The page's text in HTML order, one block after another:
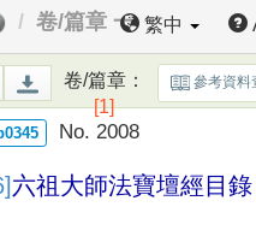
卷/篇章 一 繁中
卷/篇章：
[1]
參考資料
No. 2008
六祖大師法寶壇經目錄